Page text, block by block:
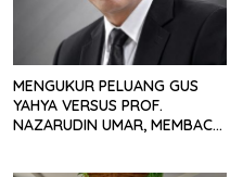
MENGUKUR PELUANG GUS
YAHYA VERSUS PROF.
NAZARUDIN UMAR, MEMBACA